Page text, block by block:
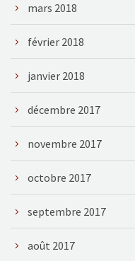
mars 2018
février 2018
janvier 2018
décembre 2017
novembre 2017
octobre 2017
septembre 2017
août 2017